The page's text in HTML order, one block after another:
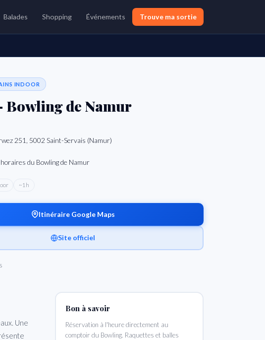
Balades Shopping Événements Trouve ma sortie
INDOOR
Bowling de Namur
251, 5002 Saint-Servais (Namur)
du Bowling de Namur
~1h
Itinéraire Google Maps
Site officiel
Une
Bon à savoir
Réservation à l'heure directement au
comptoir du Bowling. Raquettes et balles